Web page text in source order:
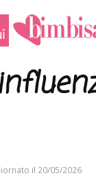
il 20/05/2026